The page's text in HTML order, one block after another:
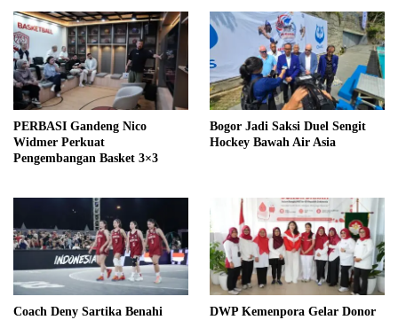
PERBASI Gandeng Nico
Widmer Perkuat
Pengembangan Basket 3×3
Bogor Jadi Saksi Duel Sengit
Hockey Bawah Air Asia
Coach Deny Sartika Benahi
DWP Kemenpora Gelar Donor